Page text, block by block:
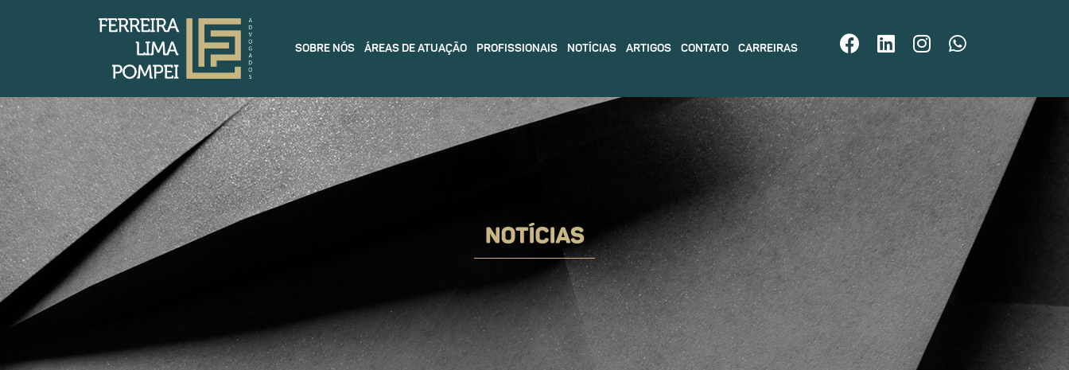
SOBRE NÓS ÁREAS DE ATUAÇÃO PROFISSIONAIS NOTÍCIAS ARTIGOS CONTATO CARREIRAS